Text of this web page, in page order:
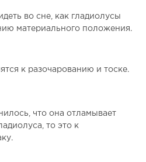
во сне, как гладиолусы
материального положения.
к разочарованию и тоске.
что она отламывает
то это к